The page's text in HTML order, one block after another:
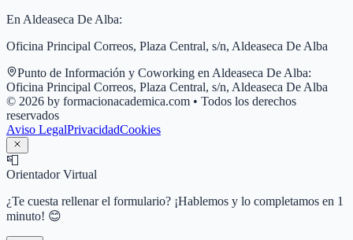
En Aldeaseca De Alba:
Oficina Principal Correos, Plaza Central, s/n, Aldeaseca De Alba
Punto de Información y Coworking en Aldeaseca De Alba:
Oficina Principal Correos, Plaza Central, s/n, Aldeaseca De Alba
© 2026 by formacionacademica.com • Todos los derechos
reservados
Aviso LegalPrivacidadCookies
📮
Orientador Virtual
¿Te cuesta rellenar el formulario? ¡Hablemos y lo completamos en 1
minuto! 😊